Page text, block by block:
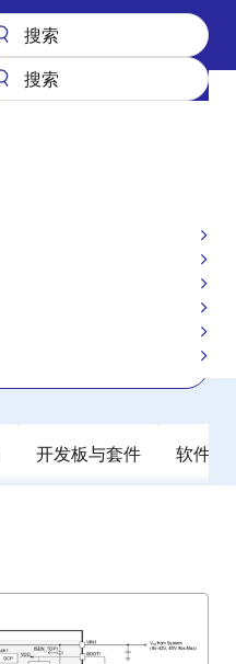
电路（PMIC） RAA271082
内置 3 个同步降压
稳压器
开发板与套件 软件与